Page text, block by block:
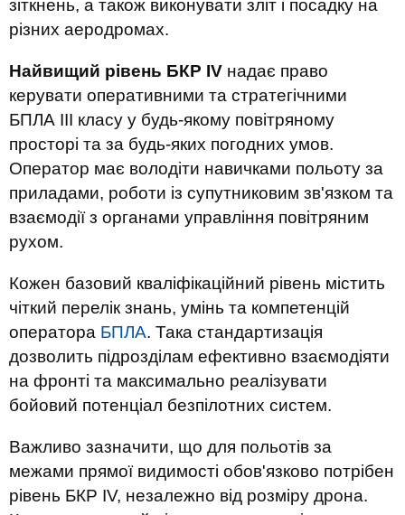
зіткнень, а також виконувати зліт і посадку на
різних аеродромах.
Найвищий рівень БКР IV надає право
керувати оперативними та стратегічними
БПЛА ІІІ класу у будь-якому повітряному
просторі та за будь-яких погодних умов.
Оператор має володіти навичками польоту за
приладами, роботи із супутниковим зв'язком та
взаємодії з органами управління повітряним
рухом.
Кожен базовий кваліфікаційний рівень містить
чіткий перелік знань, умінь та компетенцій
оператора БПЛА. Така стандартизація
дозволить підрозділам ефективно взаємодіяти
на фронті та максимально реалізувати
бойовий потенціал безпілотних систем.
Важливо зазначити, що для польотів за
межами прямої видимості обов'язково потрібен
рівень БКР IV, незалежно від розміру дрона.